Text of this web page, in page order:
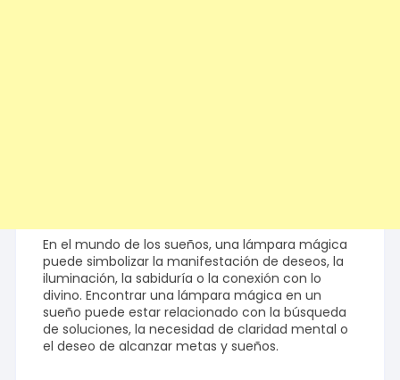
En el mundo de los sueños, una lámpara mágica
puede simbolizar la manifestación de deseos, la
iluminación, la sabiduría o la conexión con lo
divino. Encontrar una lámpara mágica en un
sueño puede estar relacionado con la búsqueda
de soluciones, la necesidad de claridad mental o
el deseo de alcanzar metas y sueños.